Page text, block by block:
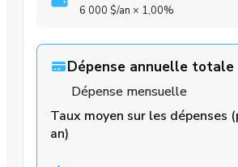
6 000 $/an × 1,00%
Dépense annuelle totale
Dépense mensuelle
Taux moyen sur les dépenses
an)